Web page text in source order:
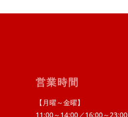
営業時間
【月曜～金曜】
11:00～14:00／16:00～23:00